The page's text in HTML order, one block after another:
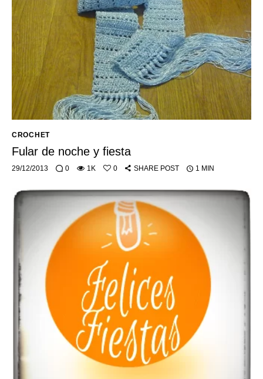
Sobre mi
CROCHET
Fular de noche y fiesta
29/12/2013 0 1K 0 SHARE POST 1 MIN